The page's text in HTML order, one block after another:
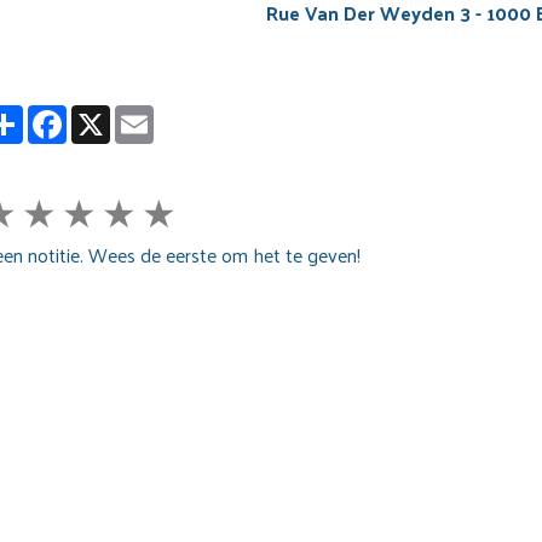
Rue Van Der Weyden 3 - 1000
PartagerFacebook
X
★★★★
notitie. Wees de eerste om het te geven!